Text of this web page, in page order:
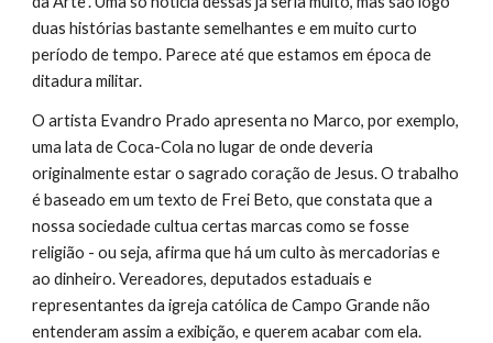
duas histórias bastante semelhantes e em muito curto
período de tempo. Parece até que estamos em época de
ditadura militar.
O artista Evandro Prado apresenta no Marco, por exemplo,
uma lata de Coca-Cola no lugar de onde deveria
originalmente estar o sagrado coração de Jesus. O trabalho
é baseado em um texto de Frei Beto, que constata que a
nossa sociedade cultua certas marcas como se fosse
religião - ou seja, afirma que há um culto às mercadorias e
ao dinheiro. Vereadores, deputados estaduais e
representantes da igreja católica de Campo Grande não
entenderam assim a exibição, e querem acabar com ela.